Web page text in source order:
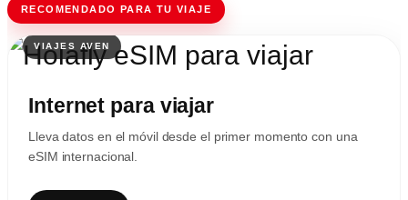
RECOMENDADO PARA TU VIAJE
Internet para viajar
Lleva datos en el móvil desde el primer momento con una
eSIM internacional.